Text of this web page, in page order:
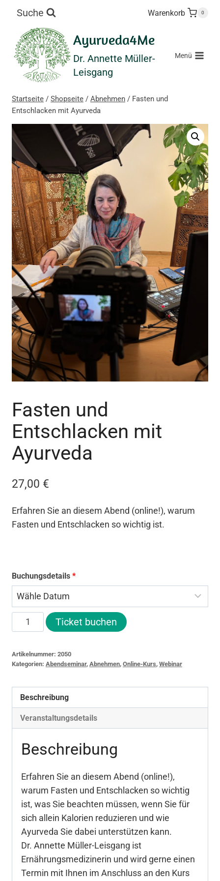
springen
Suche Warenkorb 0
Ayurveda4Me
Dr. Annette Müller-
Leisgang
Menü
Startseite / Shopseite / Abnehmen / Fasten und
Entschlacken mit Ayurveda
Fasten und
Entschlacken mit
Ayurveda
27,00 €
Erfahren Sie an diesem Abend (online!), warum
Fasten und Entschlacken so wichtig ist.
Buchungsdetails *
Fasten
und
mit
Menge
Ticket buchen
Artikelnummer: 2050
Kategorien: Abendseminar, Abnehmen, Online-Kurs, Webinar
Beschreibung
Veranstaltungsdetails
Beschreibung
Erfahren Sie an diesem Abend (online!),
warum Fasten und Entschlacken so wichtig
ist, was Sie beachten müssen, wenn Sie für
sich allein Kalorien reduzieren und wie
Ayurveda Sie dabei unterstützen kann.
Dr. Annette Müller-Leisgang ist
Ernährungsmedizinerin und wird gerne einen
Termin mit Ihnen im Anschluss an den Kurs